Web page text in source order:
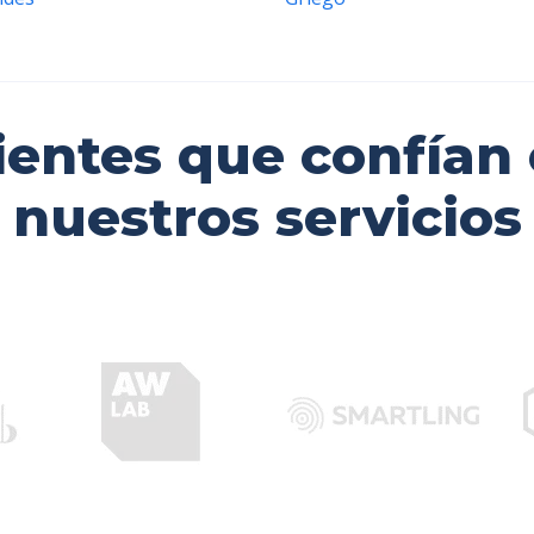
que confían
nuestros servicios